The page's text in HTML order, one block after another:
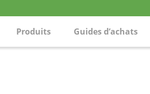
Produits Guides d’achats